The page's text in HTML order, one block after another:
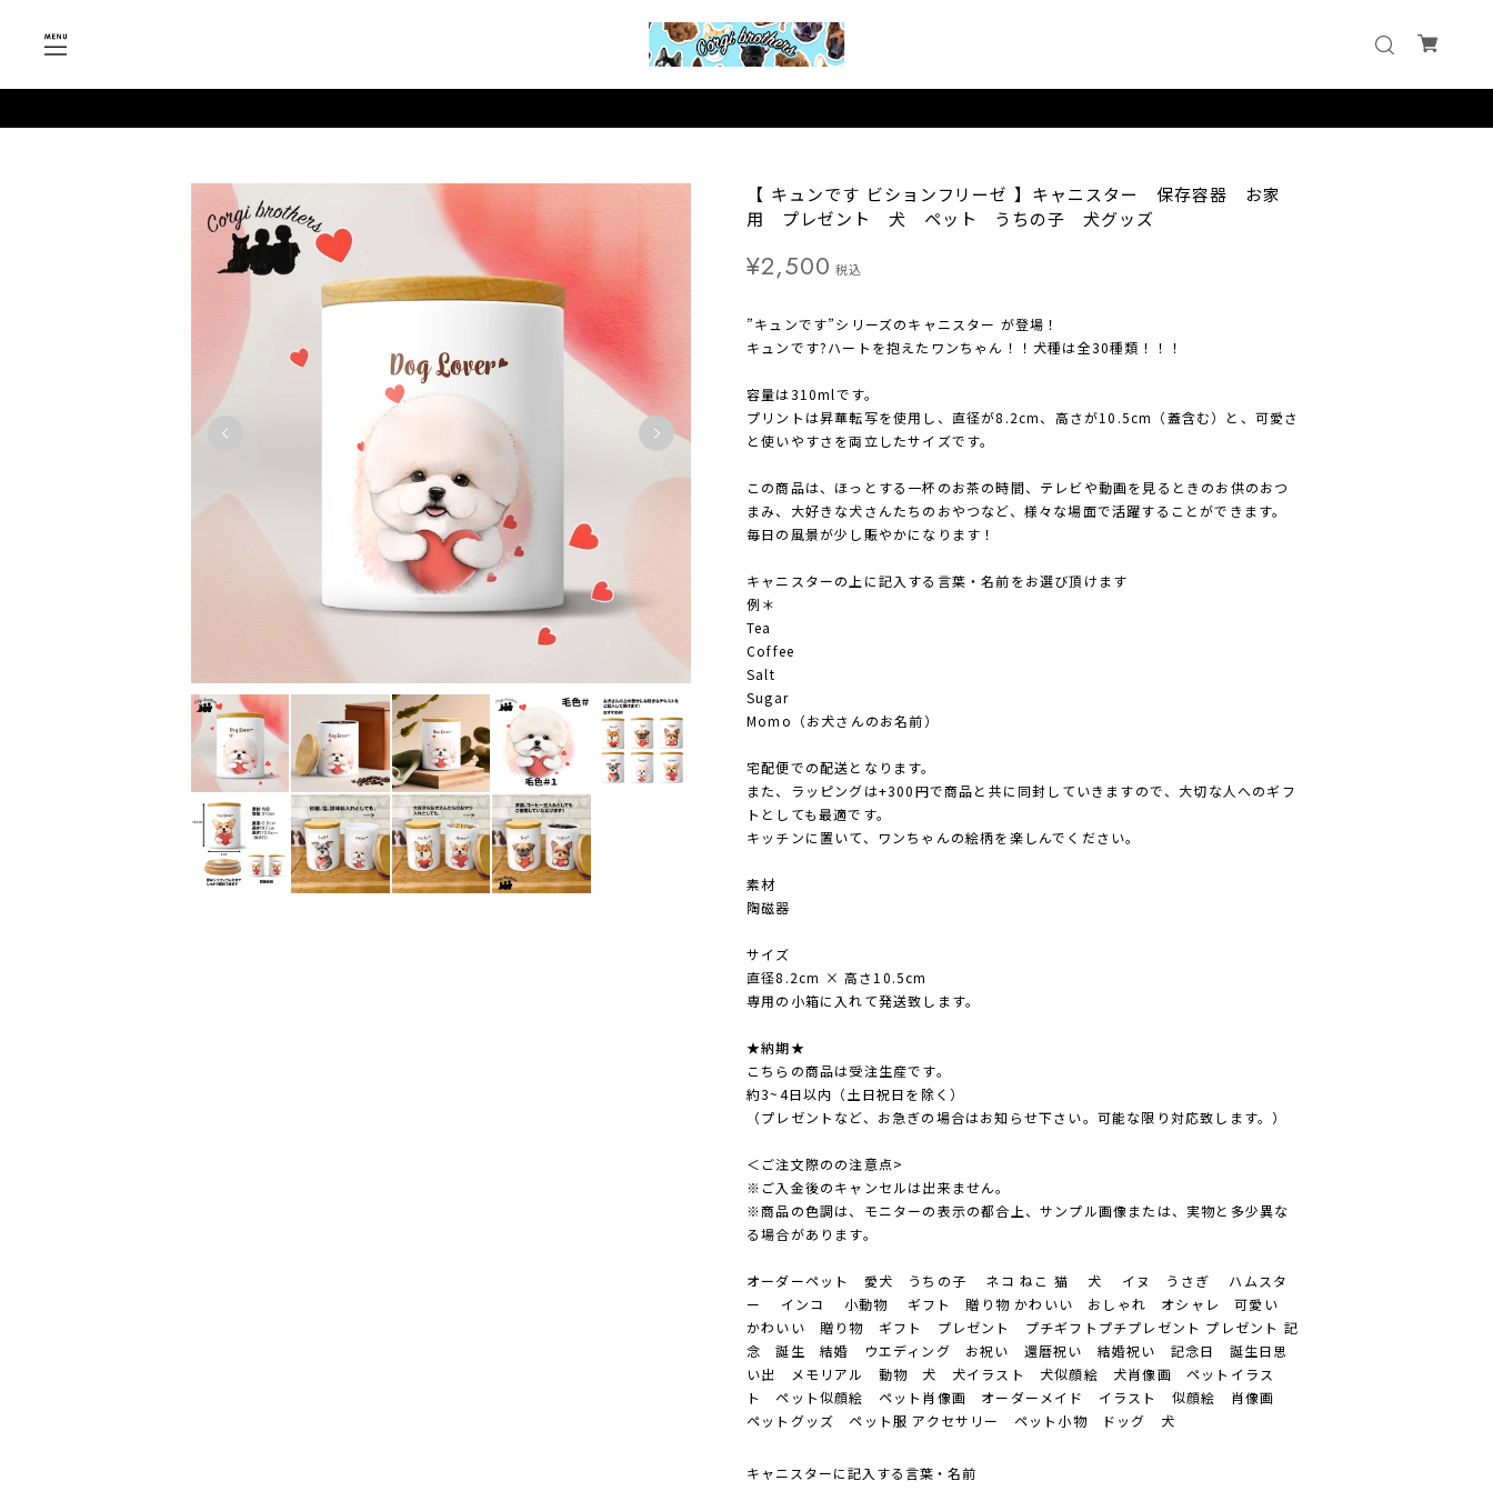
【 キュンです ビションフリーゼ 】キャニスター 保存容器 お家
用 プレゼント 犬 ペット うちの子 犬グッズ
¥2,500 税込
”キュンです”シリーズのキャニスター が登場！
キュンです?ハートを抱えたワンちゃん！！犬種は全30種類！！！
容量は310mlです。
プリントは昇華転写を使用し、直径が8.2cm、高さが10.5cm（蓋含む）と、可愛さ
と使いやすさを両立したサイズです。
この商品は、ほっとする一杯のお茶の時間、テレビや動画を見るときのお供のおつ
まみ、大好きな犬さんたちのおやつなど、様々な場面で活躍することができます。
毎日の風景が少し賑やかになります！
キャニスターの上に記入する言葉・名前をお選び頂けます
例＊
Tea
Coffee
Salt
Sugar
Momo（お犬さんのお名前）
宅配便での配送となります。
また、ラッピングは+300円で商品と共に同封していきますので、大切な人へのギフ
トとしても最適です。
キッチンに置いて、ワンちゃんの絵柄を楽しんでください。
素材
陶磁器
サイズ
直径8.2cm × 高さ10.5cm
専用の小箱に入れて発送致します。
★納期★
こちらの商品は受注生産です。
約3~4日以内（土日祝日を除く）
（プレゼントなど、お急ぎの場合はお知らせ下さい。可能な限り対応致します。）
＜ご注文際のの注意点>
※ご入金後のキャンセルは出来ません。
※商品の色調は、モニターの表示の都合上、サンプル画像または、実物と多少異な
る場合があります。
オーダーペット 愛犬 うちの子 ネコ ねこ 猫 犬 イヌ うさぎ ハムスタ
ー インコ 小動物 ギフト 贈り物 かわいい おしゃれ オシャレ 可愛い
かわいい 贈り物 ギフト プレゼント プチギフトプチプレゼント プレゼント 記
念 誕生 結婚 ウエディング お祝い 還暦祝い 結婚祝い 記念日 誕生日思
い出 メモリアル 動物 犬 犬イラスト 犬似顔絵 犬肖像画 ペットイラス
ト ペット似顔絵 ペット肖像画 オーダーメイド イラスト 似顔絵 肖像画
ペットグッズ ペット服 アクセサリー ペット小物 ドッグ 犬
キャニスターに記入する言葉・名前